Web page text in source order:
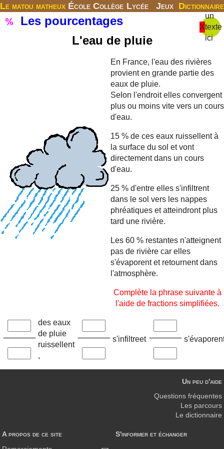
Le matou matheux École Collège Lycée Jeux Dictionnaire
X
un
texte
ici
Les pourcentages
L'eau de pluie
En France, l'eau des rivières
provient en grande partie des
eaux de pluie.
Selon l'endroit elles convergent
plus ou moins vite vers un cours
d'eau.
15 % de ces eaux ruissellent à
la surface du sol et vont
directement dans un cours
d'eau.
25 % d'entre elles s'infiltrent
dans le sol vers les nappes
phréatiques et atteindront plus
tard une rivière.
Les 60 % restantes n'atteignent
pas de rivière car elles
s'évaporent et retournent dans
l'atmosphère.
Complète la phrase suivante à
l'aide de fractions simplifiées.
des eaux
de pluie
ruissellent
,
s'infiltreet
A propos de ce site
S'informer et échanger
Un peu d'aide
Questions fréquentes
Les parcours
Le dictionnaire